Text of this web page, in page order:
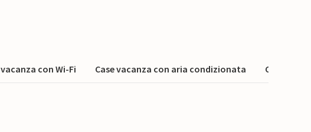
vacanza con Wi-Fi Case vacanza con aria condizionata Case